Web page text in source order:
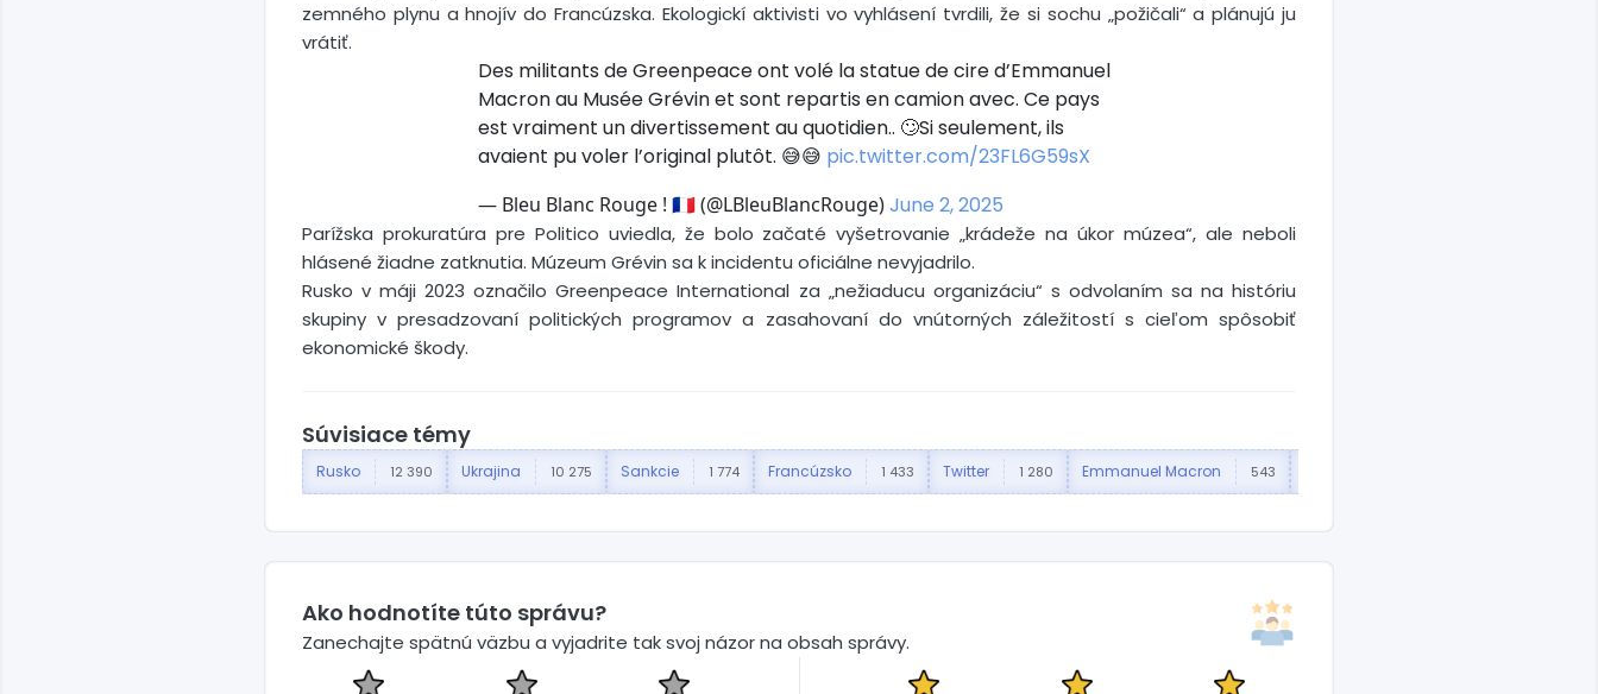
zemného plynu a hnojív do Francúzska. Ekologickí aktivisti vo vyhlásení tvrdili, že si sochu „požičali“ a plánujú ju
vrátiť.
Des militants de Greenpeace ont volé la statue de cire d’Emmanuel
Macron au Musée Grévin et sont repartis en camion avec. Ce pays
est vraiment un divertissement au quotidien.. 🙄Si seulement, ils
avaient pu voler l’original plutôt. 😅😅 pic.twitter.com/23FL6G59sX
— Bleu Blanc Rouge ! 🇫🇷 (@LBleuBlancRouge)June 2, 2025
Parížska prokuratúra pre Politico uviedla, že bolo začaté vyšetrovanie „krádeže na úkor múzea“, ale neboli
hlásené žiadne zatknutia. Múzeum Grévin sa k incidentu oficiálne nevyjadrilo.
Rusko v máji 2023 označilo Greenpeace International za „nežiaducu organizáciu“ s odvolaním sa na históriu
skupiny v presadzovaní politických programov a zasahovaní do vnútorných záležitostí s cieľom spôsobiť
ekonomické škody.
Súvisiace témy
Rusko 12 390 Ukrajina 10 275 Sankcie 1 774 Francúzsko 1 433 Twitter 1 280 Emmanuel Macron 543
Ako hodnotíte túto správu?
Zanechajte spätnú väzbu a vyjadrite tak svoj názor na obsah správy.